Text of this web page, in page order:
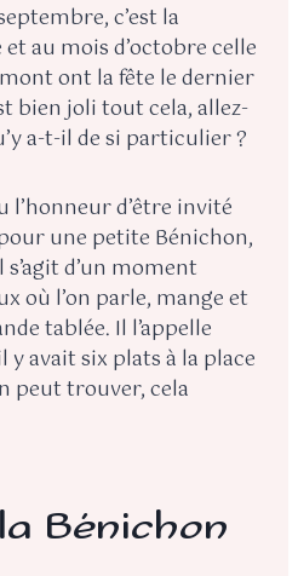
c’est la
au mois d’octobre celle
ont la fête le dernier
bien joli tout cela, allez-
a-t-il de si particulier ?
l’honneur d’être invité
une petite Bénichon,
d’un moment
où l’on parle, mange et
tablée. Il l’appelle
avait six plats à la place
peut trouver, cela
Bénichon